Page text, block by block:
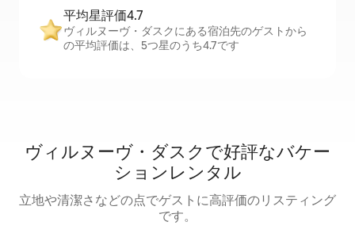
平均星評価4.7
ヴィルヌーヴ・ダスクにある宿泊先のゲストから
の平均評価は、5つ星のうち4.7です
ヴィルヌーヴ・ダスクで好評なバケー
ションレンタル
立地や清潔さなどの点でゲストに高評価のリスティング
です。